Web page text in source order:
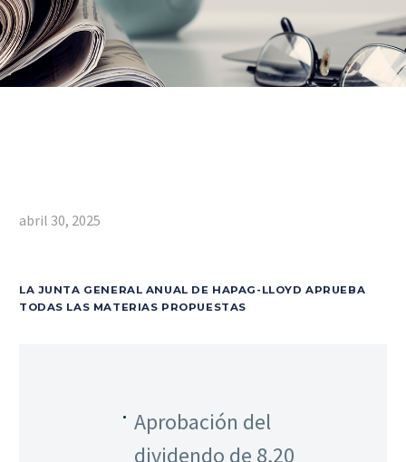
abril 30, 2025
LA JUNTA GENERAL ANUAL DE HAPAG-LLOYD APRUEBA
TODAS LAS MATERIAS PROPUESTAS
Aprobación del
dividendo de 8,20